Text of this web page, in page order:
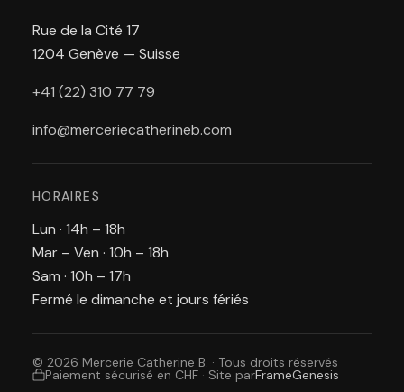
Rue de la Cité 17
1204 Genève — Suisse
+41 (22) 310 77 79
info@merceriecatherineb.com
HORAIRES
Lun · 14h – 18h
Mar – Ven · 10h – 18h
Sam · 10h – 17h
Fermé le dimanche et jours fériés
© 2026 Mercerie Catherine B. · Tous droits réservés
Paiement sécurisé en CHF · Site parFrameGenesis